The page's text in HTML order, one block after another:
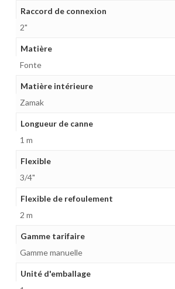
Raccord de connexion
2"
Matière
Fonte
Matière intérieure
Zamak
Longueur de canne
1 m
Flexible
3/4"
Flexible de refoulement
2 m
Gamme tarifaire
Gamme manuelle
Unité d'emballage